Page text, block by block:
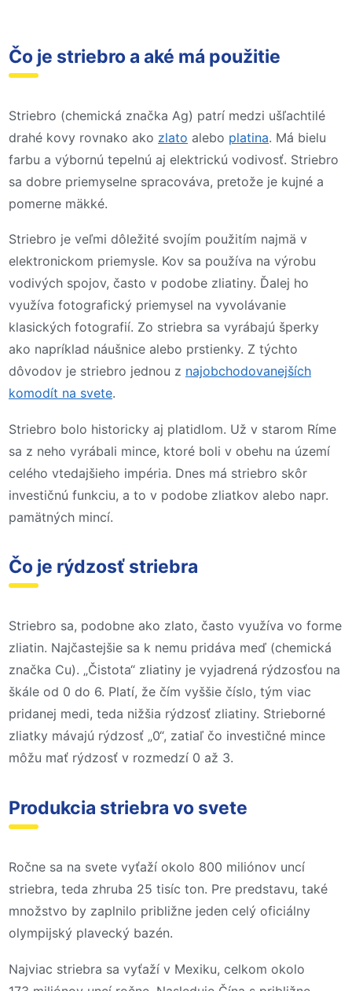
Čo je striebro a aké má použitie
Striebro (chemická značka Ag) patrí medzi ušľachtilé
drahé kovy rovnako ako zlato alebo platina. Má bielu
farbu a výbornú tepelnú aj elektrickú vodivosť. Striebro
sa dobre priemyselne spracováva, pretože je kujné a
pomerne mäkké.
Striebro je veľmi dôležité svojím použitím najmä v
elektronickom priemysle. Kov sa používa na výrobu
vodivých spojov, často v podobe zliatiny. Ďalej ho
využíva fotografický priemysel na vyvolávanie
klasických fotografií. Zo striebra sa vyrábajú šperky
ako napríklad náušnice alebo prstienky. Z týchto
dôvodov je striebro jednou z najobchodovanejších
komodít na svete.
Striebro bolo historicky aj platidlom. Už v starom Ríme
sa z neho vyrábali mince, ktoré boli v obehu na území
celého vtedajšieho impéria. Dnes má striebro skôr
investičnú funkciu, a to v podobe zliatkov alebo napr.
pamätných mincí.
Čo je rýdzosť striebra
Striebro sa, podobne ako zlato, často využíva vo forme
zliatin. Najčastejšie sa k nemu pridáva meď (chemická
značka Cu). „Čistota“ zliatiny je vyjadrená rýdzosťou na
škále od 0 do 6. Platí, že čím vyššie číslo, tým viac
pridanej medi, teda nižšia rýdzosť zliatiny. Strieborné
zliatky mávajú rýdzosť „0“, zatiaľ čo investičné mince
môžu mať rýdzosť v rozmedzí 0 až 3.
Produkcia striebra vo svete
Ročne sa na svete vyťaží okolo 800 miliónov uncí
striebra, teda zhruba 25 tisíc ton. Pre predstavu, také
množstvo by zaplnilo približne jeden celý oficiálny
olympijský plavecký bazén.
Najviac striebra sa vyťaží v Mexiku, celkom okolo